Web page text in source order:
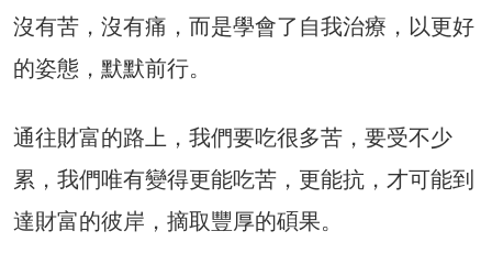
沒有苦，沒有痛，而是學會了自我治療，以更好
的姿態，默默前行。
通往財富的路上，我們要吃很多苦，要受不少
累，我們唯有變得更能吃苦，更能抗，才可能到
達財富的彼岸，摘取豐厚的碩果。